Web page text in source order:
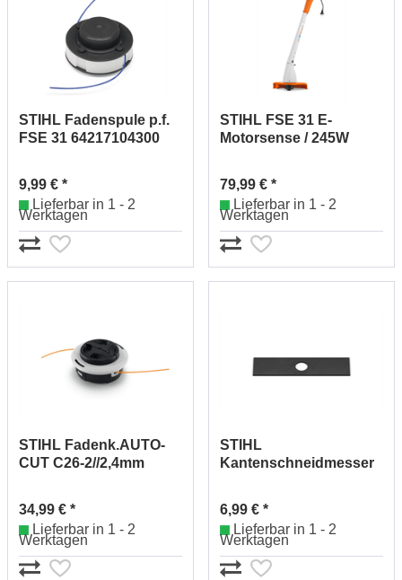
STIHL Fadenspule p.f.
FSE 31 64217104300
9,99 € *
Lieferbar in 1 - 2
Werktagen
STIHL FSE 31 E-
Motorsense / 245W
79,99 € *
Lieferbar in 1 - 2
Werktagen
STIHL Fadenk.AUTO-
CUT C26-2//2,4mm
34,99 € *
Lieferbar in 1 - 2
Werktagen
STIHL
Kantenschneidmesser
6,99 € *
Lieferbar in 1 - 2
Werktagen